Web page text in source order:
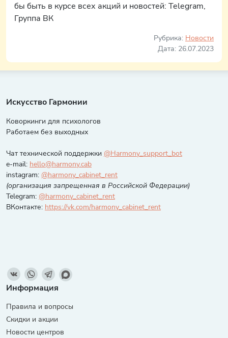
бы быть в курсе всех акций и новостей: Telegram,
Группа ВК
Рубрика: Новости
Дата: 26.07.2023
Искусство Гармонии
Коворкинги для психологов
Работаем без выходных
Чат технической поддержки @Harmony_support_bot
e-mail: hello@harmony.cab
instagram: @harmony_cabinet_rent
(организация запрещенная в Российской Федерации)
Telegram: @harmony_cabinet_rent
ВКонтакте: https://vk.com/harmony_cabinet_rent
Информация
Правила и вопросы
Скидки и акции
Новости центров